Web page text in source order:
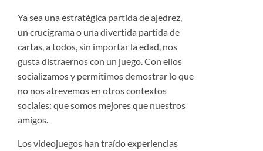
Ya sea una estratégica partida de ajedrez,
un crucigrama o una divertida partida de
cartas, a todos, sin importar la edad, nos
gusta distraernos con un juego. Con ellos
socializamos y permitimos demostrar lo que
no nos atrevemos en otros contextos
sociales: que somos mejores que nuestros
amigos.
Los videojuegos han traído experiencias